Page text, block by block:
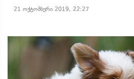
21 ოქტომბერი 2019, 22:27